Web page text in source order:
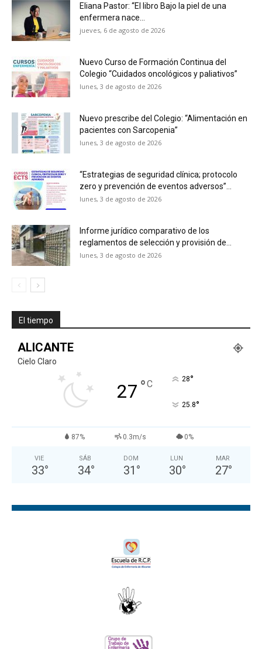
Eliana Pastor: “El libro Bajo la piel de una
enfermera nace...
jueves, 6 de agosto de 2026
Nuevo Curso de Formación Continua del
Colegio “Cuidados oncológicos y paliativos”
lunes, 3 de agosto de 2026
Nuevo prescribe del Colegio: “Alimentación en
pacientes con Sarcopenia”
lunes, 3 de agosto de 2026
“Estrategias de seguridad clínica; protocolo
zero y prevención de eventos adversos”...
lunes, 3 de agosto de 2026
Informe jurídico comparativo de los
reglamentos de selección y provisión de...
lunes, 3 de agosto de 2026
El tiempo
ALICANTE
Cielo Claro
27 °C 28°
25.8°
87% 0.3m/s 0%
VIE
33°
SÁB
34°
DOM
31 °
LUN
30°
MAR
27°